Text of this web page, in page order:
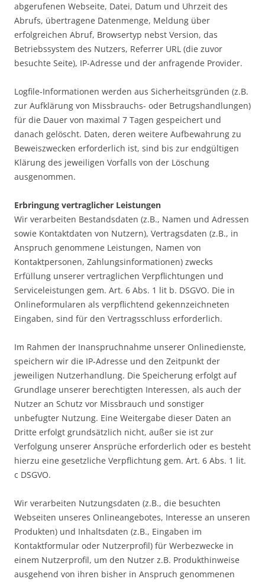
abgerufenen Webseite, Datei, Datum und Uhrzeit des
Abrufs, übertragene Datenmenge, Meldung über
erfolgreichen Abruf, Browsertyp nebst Version, das
Betriebssystem des Nutzers, Referrer URL (die zuvor
besuchte Seite), IP-Adresse und der anfragende Provider.
Logfile-Informationen werden aus Sicherheitsgründen (z.B.
zur Aufklärung von Missbrauchs- oder Betrugshandlungen)
für die Dauer von maximal 7 Tagen gespeichert und
danach gelöscht. Daten, deren weitere Aufbewahrung zu
Beweiszwecken erforderlich ist, sind bis zur endgültigen
Klärung des jeweiligen Vorfalls von der Löschung
ausgenommen.
Erbringung vertraglicher Leistungen
Wir verarbeiten Bestandsdaten (z.B., Namen und Adressen
sowie Kontaktdaten von Nutzern), Vertragsdaten (z.B., in
Anspruch genommene Leistungen, Namen von
Kontaktpersonen, Zahlungsinformationen) zwecks
Erfüllung unserer vertraglichen Verpflichtungen und
Serviceleistungen gem. Art. 6 Abs. 1 lit b. DSGVO. Die in
Onlineformularen als verpflichtend gekennzeichneten
Eingaben, sind für den Vertragsschluss erforderlich.
Im Rahmen der Inanspruchnahme unserer Onlinedienste,
speichern wir die IP-Adresse und den Zeitpunkt der
jeweiligen Nutzerhandlung. Die Speicherung erfolgt auf
Grundlage unserer berechtigten Interessen, als auch der
Nutzer an Schutz vor Missbrauch und sonstiger
unbefugter Nutzung. Eine Weitergabe dieser Daten an
Dritte erfolgt grundsätzlich nicht, außer sie ist zur
Verfolgung unserer Ansprüche erforderlich oder es besteht
hierzu eine gesetzliche Verpflichtung gem. Art. 6 Abs. 1 lit.
c DSGVO.
Wir verarbeiten Nutzungsdaten (z.B., die besuchten
Webseiten unseres Onlineangebotes, Interesse an unseren
Produkten) und Inhaltsdaten (z.B., Eingaben im
Kontaktformular oder Nutzerprofil) für Werbezwecke in
einem Nutzerprofil, um den Nutzer z.B. Produkthinweise
ausgehend von ihren bisher in Anspruch genommenen